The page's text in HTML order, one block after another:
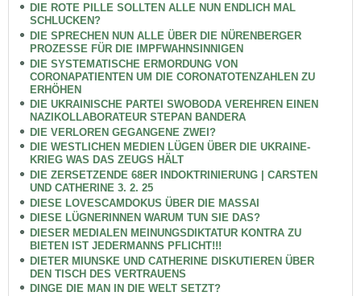
DIE ROTE PILLE SOLLTEN ALLE NUN ENDLICH MAL
SCHLUCKEN?
DIE SPRECHEN NUN ALLE ÜBER DIE NÜRENBERGER
PROZESSE FÜR DIE IMPFWAHNSINNIGEN
DIE SYSTEMATISCHE ERMORDUNG VON
CORONAPATIENTEN UM DIE CORONATOTENZAHLEN ZU
ERHÖHEN
DIE UKRAINISCHE PARTEI SWOBODA VEREHREN EINEN
NAZIKOLLABORATEUR STEPAN BANDERA
DIE VERLOREN GEGANGENE ZWEI?
DIE WESTLICHEN MEDIEN LÜGEN ÜBER DIE UKRAINE-
KRIEG WAS DAS ZEUGS HÄLT
DIE ZERSETZENDE 68ER INDOKTRINIERUNG | CARSTEN
UND CATHERINE 3. 2. 25
DIESE LOVESCAMDOKUS ÜBER DIE MASSAI
DIESE LÜGNERINNEN WARUM TUN SIE DAS?
DIESER MEDIALEN MEINUNGSDIKTATUR KONTRA ZU
BIETEN IST JEDERMANNS PFLICHT!!!
DIETER MIUNSKE UND CATHERINE DISKUTIEREN ÜBER
DEN TISCH DES VERTRAUENS
DINGE DIE MAN IN DIE WELT SETZT?